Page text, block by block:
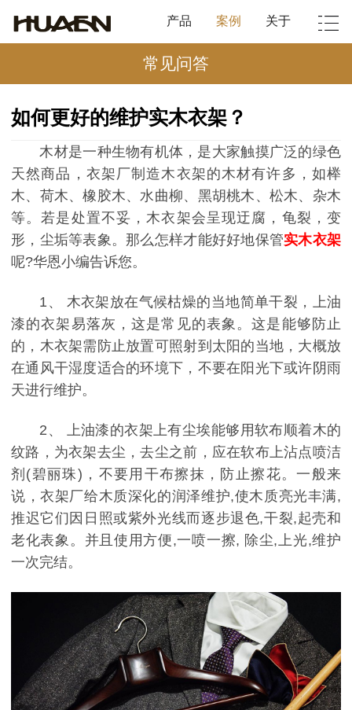
产品 案例 关于
常见问答
如何更好的维护实木衣架？
木材是一种生物有机体，是大家触摸广泛的绿色
天然商品，衣架厂制造木衣架的木材有许多，如榉
木、荷木、橡胶木、水曲柳、黑胡桃木、松木、杂木
等。若是处置不妥，木衣架会呈现迂腐，龟裂，变
形，尘垢等表象。那么怎样才能好好地保管实木衣架
呢?华恩小编告诉您。
1、 木衣架放在气候枯燥的当地简单干裂，上油
漆的衣架易落灰，这是常见的表象。这是能够防止
的，木衣架需防止放置可照射到太阳的当地，大概放
在通风干湿度适合的环境下，不要在阳光下或许阴雨
天进行维护。
2、 上油漆的衣架上有尘埃能够用软布顺着木的
纹路，为衣架去尘，去尘之前，应在软布上沾点喷洁
剂(碧丽珠)，不要用干布擦抹，防止擦花。一般来
说，衣架厂给木质深化的润泽维护,使木质亮光丰满,
推迟它们因日照或紫外光线而逐步退色,干裂,起壳和
老化表象。并且使用方便,一喷一擦, 除尘,上光,维护
一次完结。